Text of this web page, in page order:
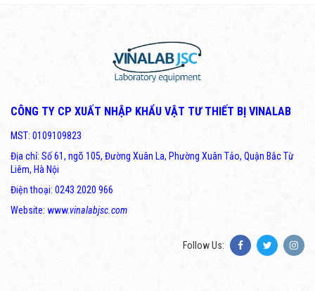
CÔNG TY CP XUẤT NHẬP KHẨU VẬT TƯ THIẾT BỊ VINALAB
MST: 0109109823
Địa chỉ: Số 61, ngõ 105, Đường Xuân La, Phường Xuân Tảo, Quận Bắc Từ
Liêm, Hà Nội
Điện thoại: 0243 2020 966
Website: www.vinalabjsc.com
Follow Us: